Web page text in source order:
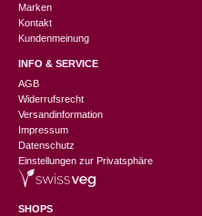
Marken
Kontakt
Kundenmeinung
INFO & SERVICE
AGB
Widerrufsrecht
Versandinformation
Impressum
Datenschutz
Einstellungen zur Privatsphäre
SHOPS